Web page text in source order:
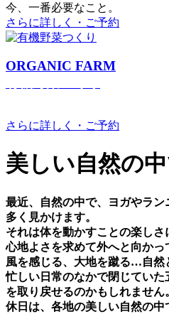
今、⼀番必要なこと。
さらに詳しく・ご予約
ORGANIC FARM
さらに詳しく・ご予約
美しい⾃然の
最近、⾃然の中で、ヨガやラ
多く⾒かけます。
それは体を動かすことの楽し
⼼地よさを求めて外へと向かっ
⾵を感じる、⼤地を蹴る…⾃然
忙しい⽇常のなかで閉じてい
を取り戻せるのかもしれません
休⽇は、各地の美しい⾃然の